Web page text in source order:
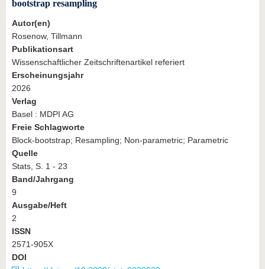
bootstrap resampling
Autor(en)
Rosenow, Tillmann
Publikationsart
Wissenschaftlicher Zeitschriftenartikel referiert
Erscheinungsjahr
2026
Verlag
Basel : MDPI AG
Freie Schlagworte
Block-bootstrap; Resampling; Non-parametric; Parametric
Quelle
Stats, S. 1 - 23
Band/Jahrgang
9
Ausgabe/Heft
2
ISSN
2571-905X
DOI